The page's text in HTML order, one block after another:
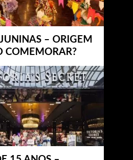
JUNINAS – ORIGEM
COMEMORAR?